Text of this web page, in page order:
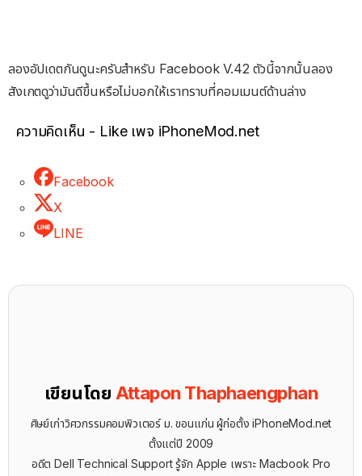
ลองอัปเดตกันดูนะครับสำหรับ Facebook V.42 ตัวนี้จากนั้นลอง
สังเกตดูว่ามันดีขึ้นหรือไม่บอกให้เราทราบที่คอมเมนต์ด้านล่าง
ความคิดเห็น - Like เพจ iPhoneMod.net
Facebook
X
LINE
เขียนโดย Attapon Thaphaengphan
ศิษย์เก่าวิศวกรรมคอมพิวเตอร์ ม. ขอนแก่น ผู้ก่อตั้ง iPhoneMod.net
ตั้งแต่ปี 2009
อดีต Dell Technical Support รู้จัก ​Apple เพราะ Macbook Pro